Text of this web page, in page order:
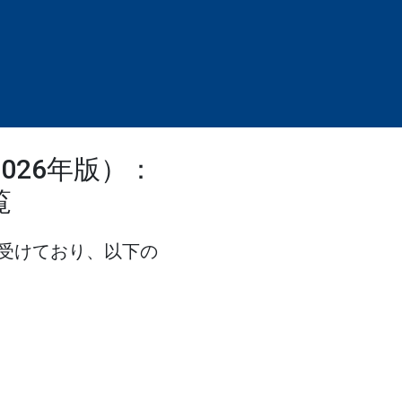
年版）：
けており、以下の